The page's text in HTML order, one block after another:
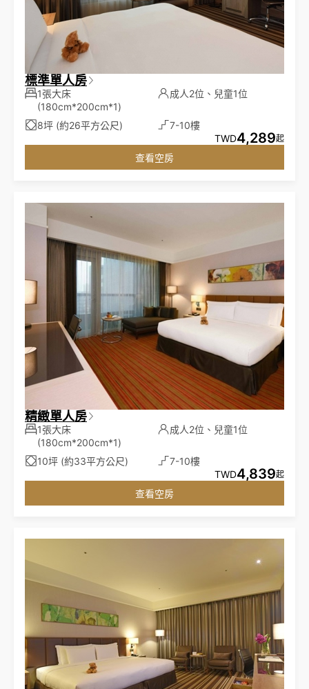
標準單人房
1張大床
(180cm*200cm*1)
成人2位、兒童1位
8坪 (約26平方公尺)
7-10樓
TWD4,289起
查看空房
精緻單人房
1張大床
(180cm*200cm*1)
成人2位、兒童1位
10坪 (約33平方公尺)
7-10樓
TWD4,839起
查看空房